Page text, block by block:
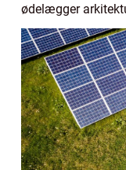
ødelægger